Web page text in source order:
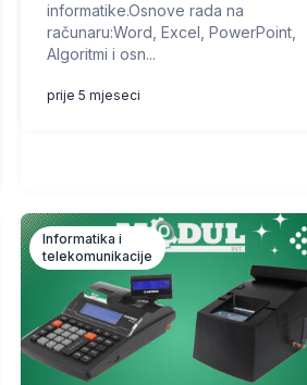
informatike.Osnove rada na
računaru:Word, Excel, PowerPoint,
Algoritmi i osn...
prije 5 mjeseci
Informatika i
telekomunikacije